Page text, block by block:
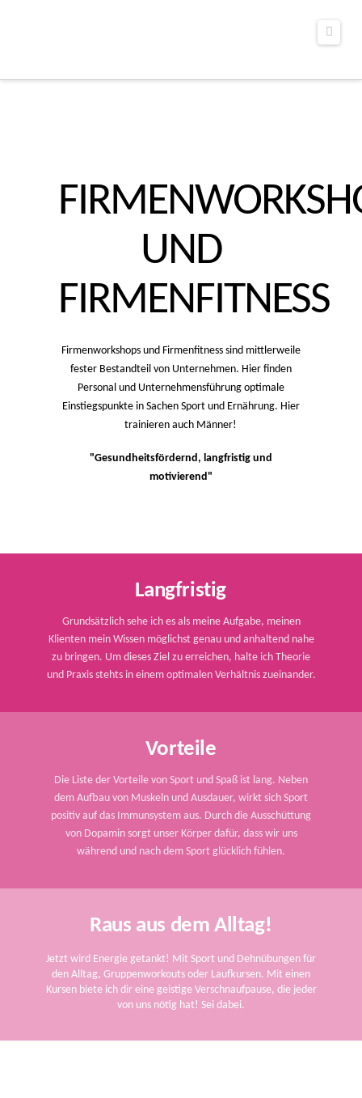
UND
FIRMENFITNESS
Firmenworkshops und Firmenfitness sind mittlerweile
fester Bestandteil von Unternehmen. Hier finden
Personal und Unternehmensführung optimale
Einstiegspunkte in Sachen Sport und Ernährung. Hier
trainieren auch Männer!
"Gesundheitsfördernd, langfristig und
motivierend"
Langfristig
Grundsätzlich sehe ich es als meine Aufgabe, meinen
Klienten mein Wissen möglichst genau und anhaltend nahe
zu bringen. Um dieses Ziel zu erreichen, halte ich Theorie
und Praxis stehts in einem optimalen Verhältnis zueinander.
Vorteile
Die Liste der Vorteile von Sport und Spaß ist lang. Neben
dem Aufbau von Muskeln und Ausdauer, wirkt sich Sport
positiv auf das Immunsystem aus. Durch die Ausschüttung
von Dopamin sorgt unser Körper dafür, dass wir uns
während und nach dem Sport glücklich fühlen.
Raus aus dem Alltag!
Jetzt wird Energie getankt! Mit Sport und Dehnübungen für
den Alltag, Gruppenworkouts oder Laufkursen. Mit einen
Kursen biete ich dir eine geistige Verschnaufpause, die jeder
von uns nötig hat! Sei dabei.